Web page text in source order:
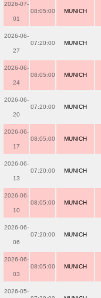
2026-07-
01
08:05:00 MUNICH
2026-06-
27
07:20:00 MUNICH
2026-06-
24
08:05:00 MUNICH
2026-06-
20
07:20:00 MUNICH
2026-06-
17
08:05:00 MUNICH
2026-06-
13
07:20:00 MUNICH
2026-06-
10
08:05:00 MUNICH
2026-06-
06
07:20:00 MUNICH
2026-06-
03
08:05:00 MUNICH
2026-05-